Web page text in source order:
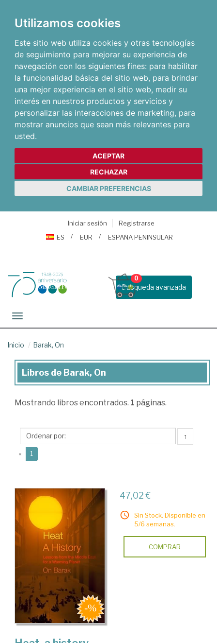
Utilizamos cookies
Este sitio web utiliza cookies y otras tecnologías
de seguimiento para mejorar su experiencia de
navegación con los siguientes fines: para habilitar
la funcionalidad básica del sitio web, para brindar
una mejor experiencia en el sitio web, medir su
interés en nuestros productos y servicios y
personalizar las interacciones de marketing, para
mostrar anuncios que sean más relevantes para
usted.
ACEPTAR
RECHAZAR
CAMBIAR PREFERENCIAS
Iniciar sesión
Registrarse
ES
EUR ESPAÑA PENINSULAR
Busqueda avanzada
0
Toggle navigation
Inicio Barak, On
Libros
Barak,
Libros de Barak, On
Mostrando libros encontrados. 1 páginas.
↑
« 1
47,02 €
Sin Stock. Disponible en
5/6 semanas.
COMPRAR